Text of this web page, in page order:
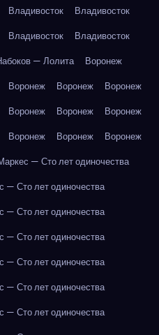
Владивосток
Владивосток
Владивосток
Владивосток
— Лолита
Воронеж
Воронеж Воронеж
Воронеж
Воронеж Воронеж
Воронеж
Воронеж Воронеж
Воронеж
— Сто лет одиночества
— Сто лет одиночества
— Сто лет одиночества
— Сто лет одиночества
— Сто лет одиночества
— Сто лет одиночества
— Сто лет одиночества